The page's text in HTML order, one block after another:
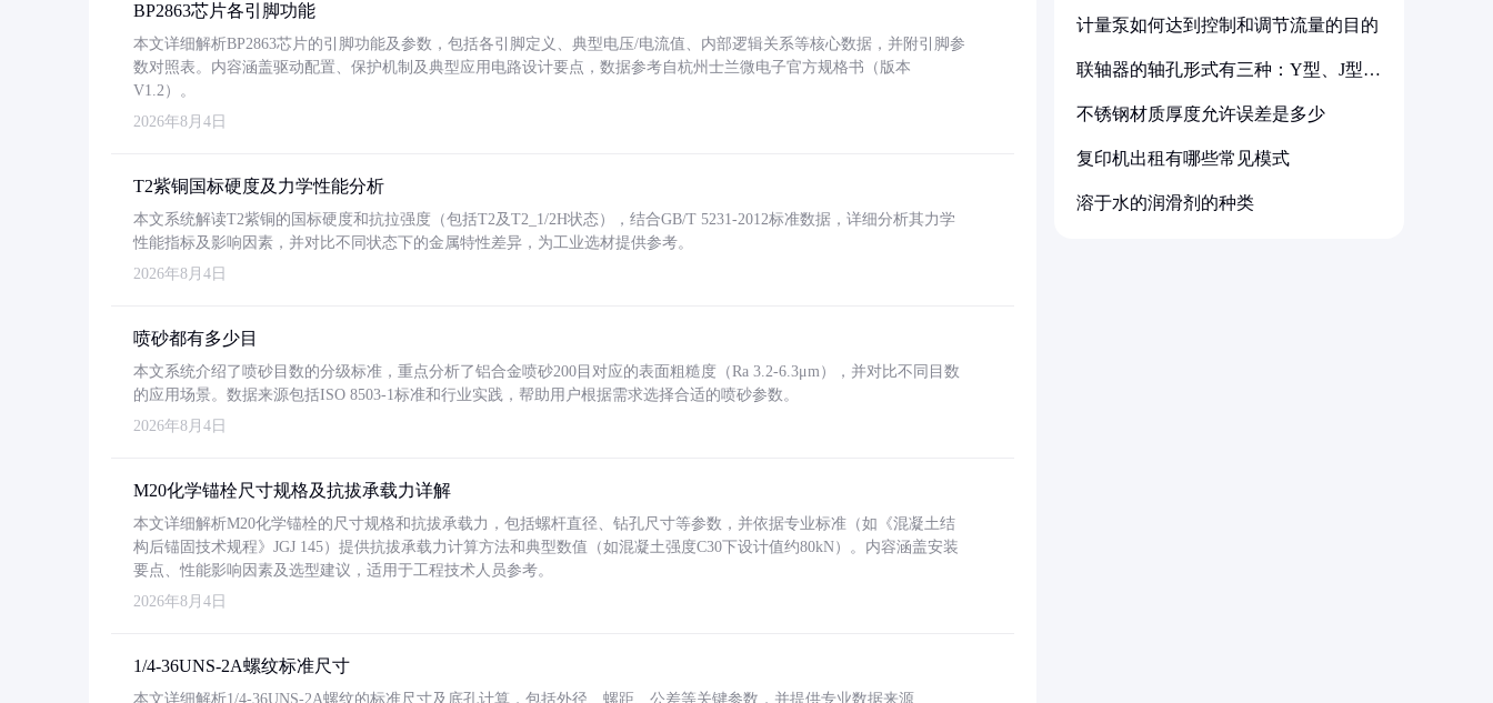
BP2863芯片各引脚功能
本文详细解析BP2863芯片的引脚功能及参数，包括各引脚定义、典型电压/电流值、内部逻辑关系等核心数据，并附引脚参
数对照表。内容涵盖驱动配置、保护机制及典型应用电路设计要点，数据参考自杭州士兰微电子官方规格书（版本
V1.2）。
2026年8月4日
T2紫铜国标硬度及力学性能分析
本文系统解读T2紫铜的国标硬度和抗拉强度（包括T2及T2_1/2H状态），结合GB/T 5231-2012标准数据，详细分析其力学
性能指标及影响因素，并对比不同状态下的金属特性差异，为工业选材提供参考。
2026年8月4日
喷砂都有多少目
本文系统介绍了喷砂目数的分级标准，重点分析了铝合金喷砂200目对应的表面粗糙度（Ra 3.2-6.3μm），并对比不同目数
的应用场景。数据来源包括ISO 8503-1标准和行业实践，帮助用户根据需求选择合适的喷砂参数。
2026年8月4日
M20化学锚栓尺寸规格及抗拔承载力详解
本文详细解析M20化学锚栓的尺寸规格和抗拔承载力，包括螺杆直径、钻孔尺寸等参数，并依据专业标准（如《混凝土结
构后锚固技术规程》JGJ 145）提供抗拔承载力计算方法和典型数值（如混凝土强度C30下设计值约80kN）。内容涵盖安装
要点、性能影响因素及选型建议，适用于工程技术人员参考。
2026年8月4日
1/4-36UNS-2A螺纹标准尺寸
本文详细解析1/4-36UNS-2A螺纹的标准尺寸及底孔计算，包括外径、螺距、公差等关键参数，并提供专业数据来源
计量泵如何达到控制和调节流量的目的
联轴器的轴孔形式有三种：Y型、J型、
不锈钢材质厚度允许误差是多少
复印机出租有哪些常见模式
溶于水的润滑剂的种类